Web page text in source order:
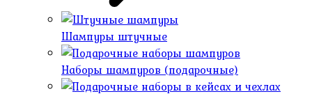
Шампуры штучные
Наборы шампуров (подарочные)